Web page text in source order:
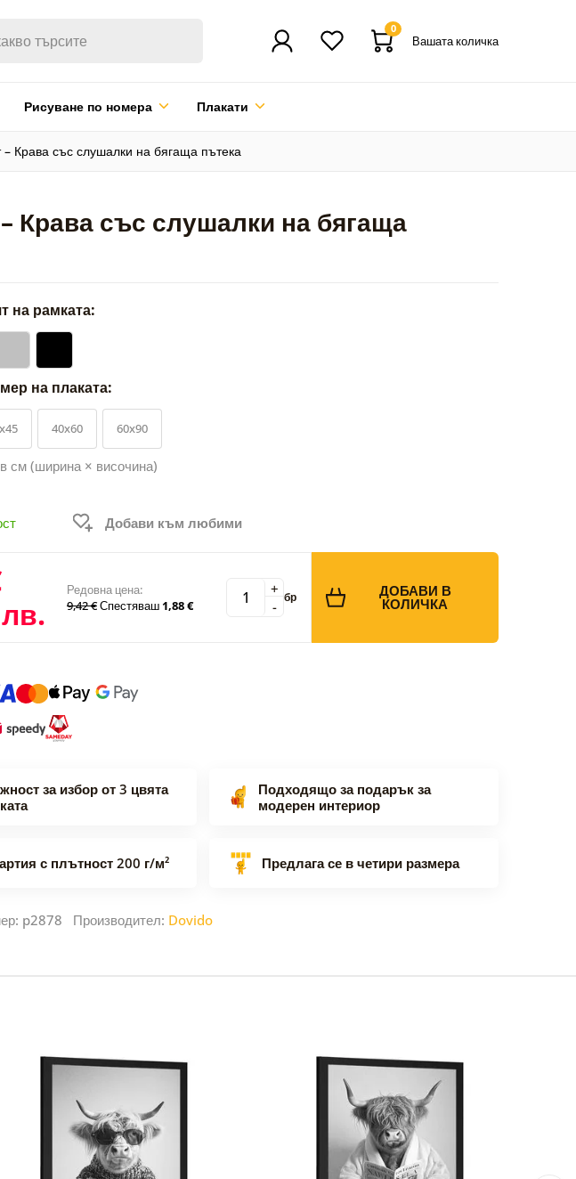
0
Вашата количка
Рисуване по номера Плакати
– Крава със слушалки на бягаща пътека
Крава със слушалки на бягаща
на рамката:
на плаката:
40x60 60x90
см (ширина × височина)
Добави към любими
Редовна цена:
9,42 €Спестяваш 1,88 € -
+ бр ДОБАВИ В
КОЛИЧКА
за избор от 3 цвята
Подходящо за подарък за
модерен интериор
с плътност 200 г/м² Предлага се в четири размера
p2878 Производител: Dovido